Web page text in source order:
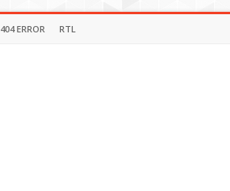
404 ERROR RTL